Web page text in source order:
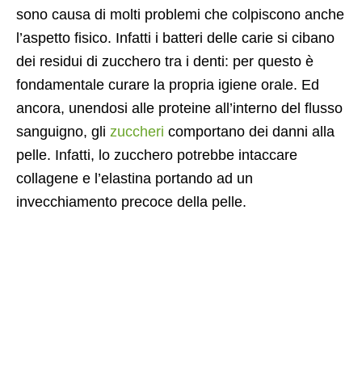
sono causa di molti problemi che colpiscono anche
l’aspetto fisico. Infatti i batteri delle carie si cibano
dei residui di zucchero tra i denti: per questo è
fondamentale curare la propria igiene orale. Ed
ancora, unendosi alle proteine all’interno del flusso
sanguigno, gli zuccheri comportano dei danni alla
pelle. Infatti, lo zucchero potrebbe intaccare
collagene e l’elastina portando ad un
invecchiamento precoce della pelle.